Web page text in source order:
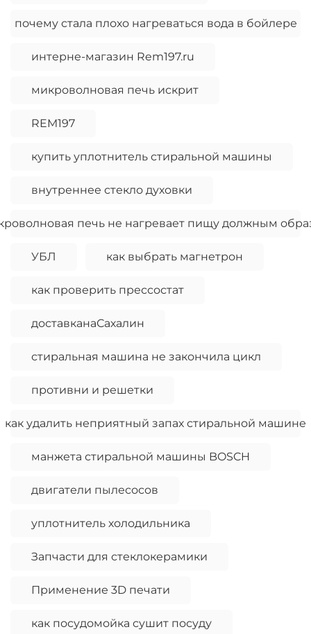
почему стала плохо нагреваться вода в бойлере
интерне-магазин Rem197.ru
микроволновая печь искрит
REM197
купить уплотнитель стиральной машины
внутреннее стекло духовки
печь не нагревает пищу должным
УБЛ как выбрать магнетрон
как проверить прессостат
доставканаСахалин
стиральная машина не закончила цикл
противни и решетки
как удалить неприятный запах стиральной машине
манжета стиральной машины BOSCH
двигатели пылесосов
уплотнитель холодильника
Запчасти для стеклокерамики
Применение 3D печати
как посудомойка сушит посуду